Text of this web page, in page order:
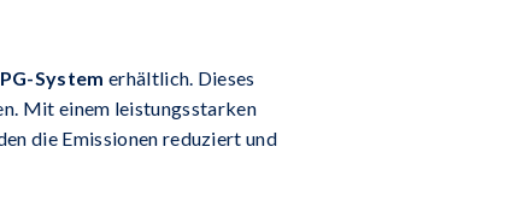
System erhältlich. Dieses
Mit einem leistungsstarken
die Emissionen reduziert und